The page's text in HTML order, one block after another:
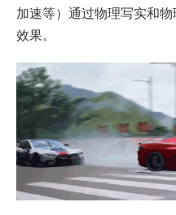
加速等）通过物理写实和
效果。